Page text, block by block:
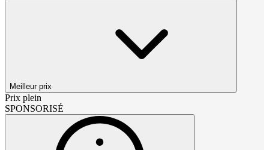
Meilleur prix
Prix plein
SPONSORISÉ